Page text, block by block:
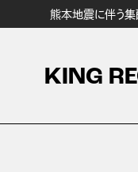
熊本地震に伴う
KING